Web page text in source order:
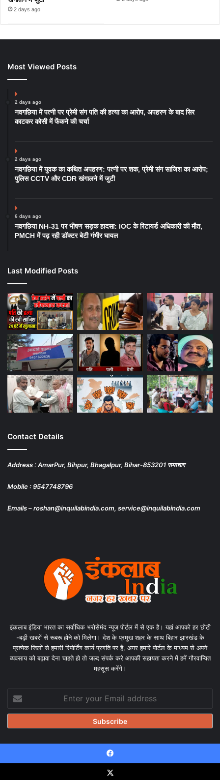
2 days ago
Most Viewed Posts
2 days ago
नवगछिया में पत्नी पर प्रेमी संग पति की हत्या का आरोप, अपहरण के बाद सिर
काटकर कोसी में फेंकने की चर्चा
2 days ago
नवगछिया में युवक का कथित अपहरण: पत्नी पर शक, प्रेमी संग साजिश का आरोप;
पुलिस CCTV और CDR खंगालने में जुटी
6 days ago
नवगछिया NH-31 पर भीषण सड़क हादसा: IOC के रिटायर्ड अधिकारी की मौत,
PMCH में पढ़ रही डॉक्टर बेटी गंभीर घायल
Last Modified Posts
Contact Details
Address : AmarPur, Bihpur, Bhagalpur, Bihar-853201 समाचार
Mobile : 9547748796
Emails – roshan@inquilabindia.com, service@inquilabindia.com
इंक़लाब इंडिया भारत का सर्वाधिक भरोसेमंद न्यूज पोर्टल में से एक है। यहां आपको हर छोटी
-बड़ी खबरों से रूबरू होने को मिलेगा। देश के प्रमुख शहर के साथ बिहार झारखंड के
प्रत्येक जिलों से हमारी रिपोर्टिंग कार्य प्रगति पर है, अगर हमारे पोर्टल के माध्यम से अपने
व्यवसाय को बढ़ावा देना चाहते हो तो जल्द संपर्क करे आपकी सहायता करने में हमें गौरवान्वित
महसूस करेंगे।
your
Email
© Copyright 2026, All Rights Reserved |
Design & Developed
Facebook